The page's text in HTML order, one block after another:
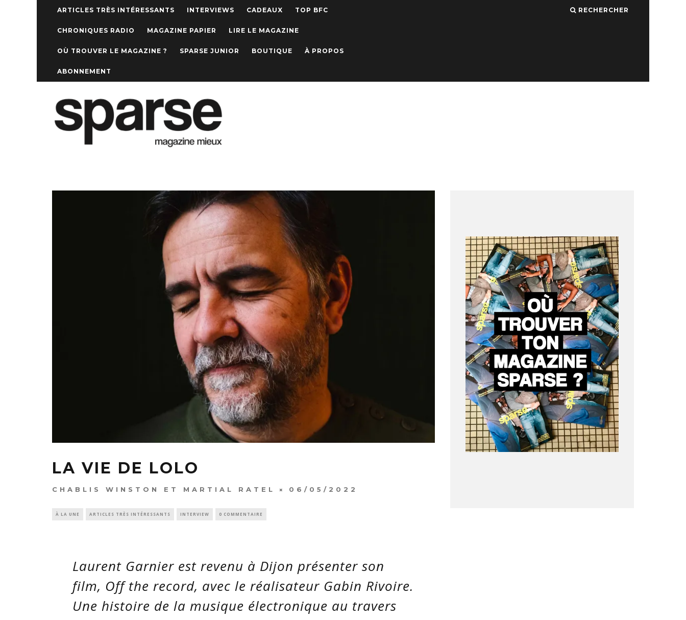
ARTICLES TRÈS INTÉRESSANTS INTERVIEWS CADEAUX TOP BFC
CHRONIQUES RADIO MAGAZINE PAPIER LIRE LE MAGAZINE
OÙ TROUVER LE MAGAZINE ? SPARSE JUNIOR BOUTIQUE À PROPOS
ABONNEMENT
RECHERCHER
LA VIE DE LOLO
CHABLIS WINSTON ET MARTIAL RATEL 06/05/2022
À LA UNE ARTICLES TRÈS INTÉRESSANTS INTERVIEW 0 COMMENTAIRE
Laurent Garnier est revenu à Dijon présenter son
film, Off the record, avec le réalisateur Gabin Rivoire.
Une histoire de la musique électronique au travers